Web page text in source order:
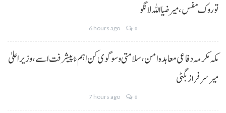
توروک مفس، میر ضیا اللہ لانگو
6 hours ago 0
مکہ مکرمہ دفاعی معاہدہ امن، سلامتی و سوگوی کن اہم ءُ پیشرفت اسے،وزیراعلیٰ
میر سرفراز بگٹی
7 hours ago 0